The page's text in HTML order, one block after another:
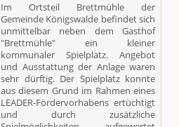
Im Ortsteil Brettmühle der
Gemeinde Königswalde befindet sich
unmittelbar neben dem Gasthof
"Brettmühle" ein kleiner
kommunaler Spielplatz. Angebot
und Ausstattung der Anlage waren
sehr dürftig. Der Spielplatz konnte
aus diesem Grund im Rahmen eines
LEADER-Fördervorhabens ertüchtigt
und durch zusätzliche